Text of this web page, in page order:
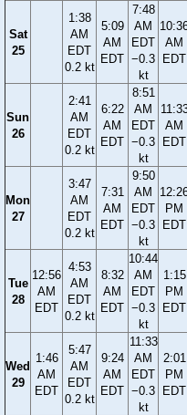
Sat
25
1:38
AM
EDT
0.2 kt
5:09
AM
EDT
7:48
AM
EDT
−0.3
kt
AM
EDT
Sun
26
2:41
AM
EDT
0.2 kt
6:22
AM
EDT
8:51
AM
EDT
−0.3
kt
AM
EDT
Mon
27
3:47
AM
EDT
0.2 kt
7:31
AM
EDT
9:50
AM
EDT
−0.3
kt
PM
EDT
Tue
28
12:56
AM
EDT
4:53
AM
EDT
0.2 kt
8:32
AM
EDT
10:44
AM
EDT
−0.3
kt
1:15
PM
EDT
Wed
29
1:46
AM
EDT
5:47
AM
EDT
0.2 kt
9:24
AM
EDT
11:33
AM
EDT
−0.3
kt
2:01
PM
EDT